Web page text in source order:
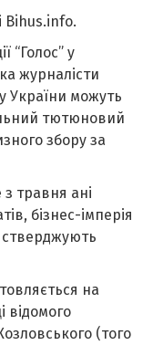
Bihus.info.
“Голос” у
журналісти
України можуть
тютюновий
збору за
травня ані
бізнес-імперія
стверджують
на
відомого
(того